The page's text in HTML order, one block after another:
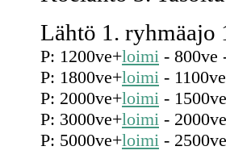
Lähtö 1. ryhmäajo
P: 1200ve+loimi - 800ve
P: 1800ve+loimi -
P: 2000ve+loimi -
P: 3000ve+loimi -
P: 5000ve+loimi -